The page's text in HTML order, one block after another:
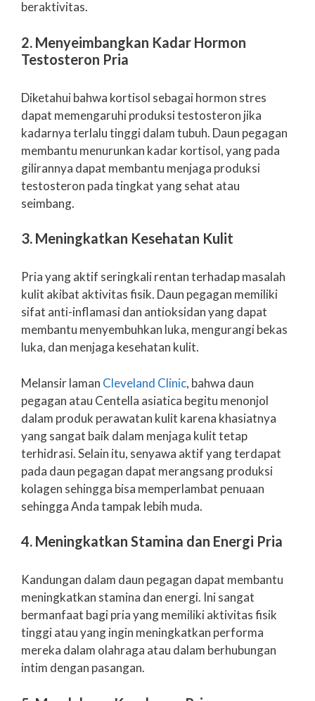
beraktivitas.
2. Menyeimbangkan Kadar Hormon
Testosteron Pria
Diketahui bahwa kortisol sebagai hormon stres
dapat memengaruhi produksi testosteron jika
kadarnya terlalu tinggi dalam tubuh. Daun pegagan
membantu menurunkan kadar kortisol, yang pada
gilirannya dapat membantu menjaga produksi
testosteron pada tingkat yang sehat atau
seimbang.
3. Meningkatkan Kesehatan Kulit
Pria yang aktif seringkali rentan terhadap masalah
kulit akibat aktivitas fisik. Daun pegagan memiliki
sifat anti-inflamasi dan antioksidan yang dapat
membantu menyembuhkan luka, mengurangi bekas
luka, dan menjaga kesehatan kulit.
Melansir laman Cleveland Clinic, bahwa daun
pegagan atau Centella asiatica begitu menonjol
dalam produk perawatan kulit karena khasiatnya
yang sangat baik dalam menjaga kulit tetap
terhidrasi. Selain itu, senyawa aktif yang terdapat
pada daun pegagan dapat merangsang produksi
kolagen sehingga bisa memperlambat penuaan
sehingga Anda tampak lebih muda.
4. Meningkatkan Stamina dan Energi Pria
Kandungan dalam daun pegagan dapat membantu
meningkatkan stamina dan energi. Ini sangat
bermanfaat bagi pria yang memiliki aktivitas fisik
tinggi atau yang ingin meningkatkan performa
mereka dalam olahraga atau dalam berhubungan
intim dengan pasangan.